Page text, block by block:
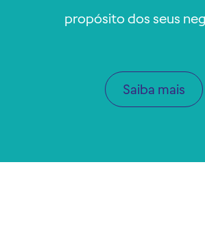
propósito dos seus
Saiba mais